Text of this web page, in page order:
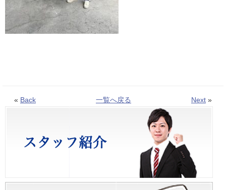
« Back 一覧へ戻る Next »